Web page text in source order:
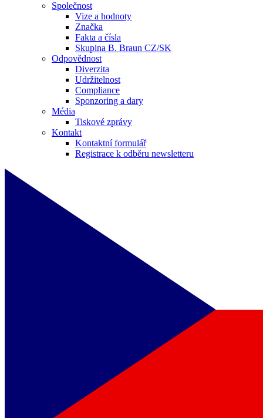
Společnost
Vize a hodnoty
Značka
Fakta a čísla
Skupina B. Braun CZ/SK
Odpovědnost
Diverzita
Udržitelnost
Compliance
Sponzoring a dary
Média
Tiskové zprávy
Kontakt
Kontaktní formulář
Registrace k odběru newsletteru